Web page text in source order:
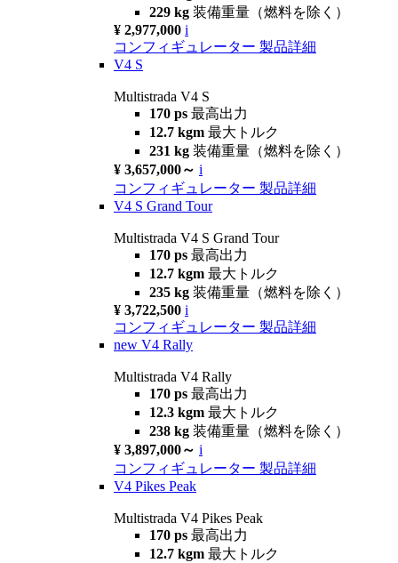
229 kg 装備重量（燃料を除く）
¥ 2,977,000 i
コンフィギュレーター 製品詳細
V4 S
Multistrada V4 S
170 ps 最高出力
12.7 kgm 最大トルク
231 kg 装備重量（燃料を除く）
¥ 3,657,000～ i
コンフィギュレーター 製品詳細
V4 S Grand Tour
Multistrada V4 S Grand Tour
170 ps 最高出力
12.7 kgm 最大トルク
235 kg 装備重量（燃料を除く）
¥ 3,722,500 i
コンフィギュレーター 製品詳細
new V4 Rally
Multistrada V4 Rally
170 ps 最高出力
12.3 kgm 最大トルク
238 kg 装備重量（燃料を除く）
¥ 3,897,000～ i
コンフィギュレーター 製品詳細
V4 Pikes Peak
Multistrada V4 Pikes Peak
170 ps 最高出力
12.7 kgm 最大トルク